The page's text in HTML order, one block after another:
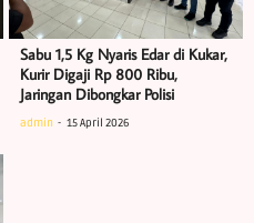
Sabu 1,5 Kg Nyaris Edar di Kukar,
Kurir Digaji Rp 800 Ribu,
Jaringan Dibongkar Polisi
admin 15 April 2026